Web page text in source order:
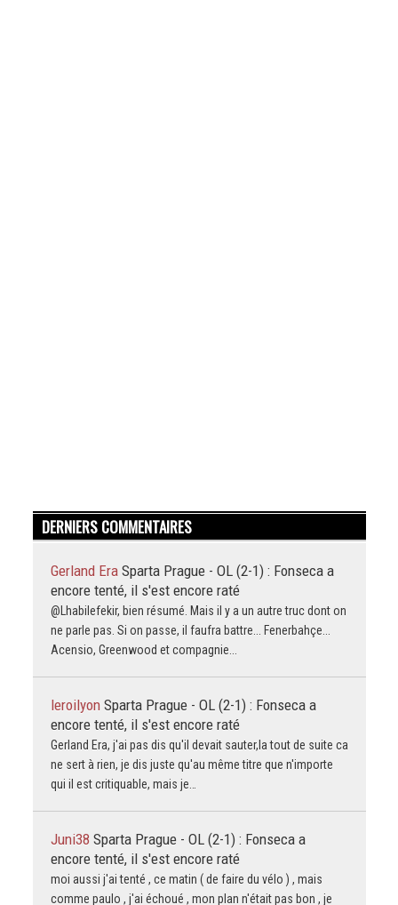
DERNIERS COMMENTAIRES
Gerland Era Sparta Prague - OL (2-1) : Fonseca a
encore tenté, il s'est encore raté
@Lhabilefekir, bien résumé. Mais il y a un autre truc dont on
ne parle pas. Si on passe, il faufra battre... Fenerbahçe...
Acensio, Greenwood et compagnie...
leroilyon Sparta Prague - OL (2-1) : Fonseca a
encore tenté, il s'est encore raté
Gerland Era, j'ai pas dis qu'il devait sauter,la tout de suite ca
ne sert à rien, je dis juste qu'au même titre que n'importe
qui il est critiquable, mais je…
Juni38 Sparta Prague - OL (2-1) : Fonseca a
encore tenté, il s'est encore raté
moi aussi j'ai tenté , ce matin ( de faire du vélo ) , mais
comme paulo , j'ai échoué , mon plan n'était pas bon , je